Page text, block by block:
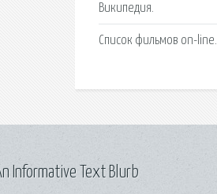
Википедия.
Список фильмов on-line.
Informative Text Blurb